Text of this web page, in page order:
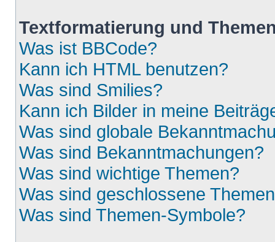
Textformatierung und
Was ist BBCode?
Kann ich HTML benutzen?
Was sind Smilies?
Kann ich Bilder in meine
Was sind globale
Was sind Bekanntmachungen?
Was sind wichtige Themen?
Was sind geschlossene
Was sind Themen-Symbole?